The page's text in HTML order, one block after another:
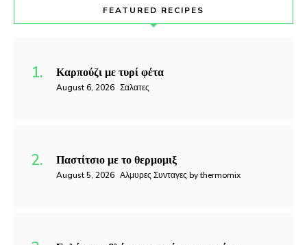
FEATURED RECIPES
Καρπούζι με τυρί φέτα
August 6, 2026 Σαλατες
Παστίτσιο με το θερμομιξ
August 5, 2026 Αλμυρες Συνταγες by thermomix